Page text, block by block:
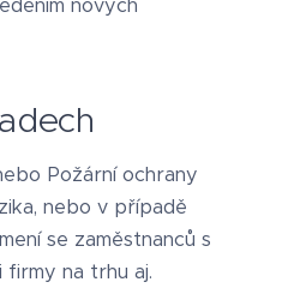
nových
Požární ochrany
nebo v případě
se zaměstnanců s
firmy na trhu aj.